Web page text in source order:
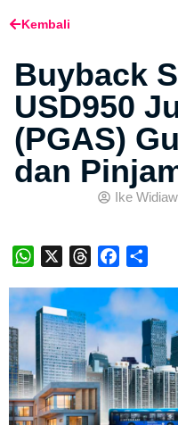
Kembali
Buyback
USD950
(PGAS)
dan
Ike
WhatsApp ThreadsFacebook